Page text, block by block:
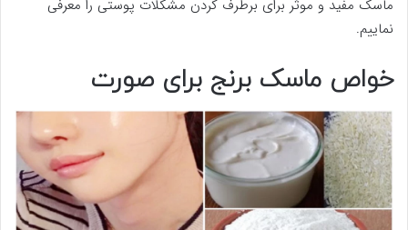
ماسک مفید و موثر برای برطرف کردن مشکلات پوستی را معرفی
نماییم.
خواص ماسک برنج برای صورت